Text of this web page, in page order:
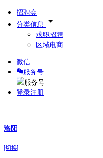
招聘会
分类信息
求职招聘
区域电商
微信
服务号
登录注册
洛阳
[切换]